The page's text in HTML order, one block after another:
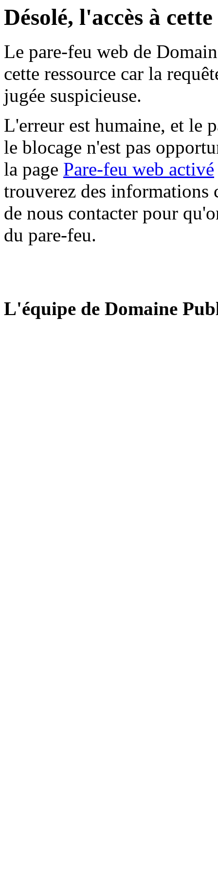
Désolé, l'accès à
Le pare-feu web de
cette ressource car la
jugée suspicieuse.
L'erreur est humaine, et le
le blocage n'est pas
la page Pare-feu web activé
trouverez des informations
de nous contacter pour
du pare-feu.
L'équipe de Domaine